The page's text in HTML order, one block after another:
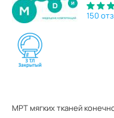
150
МРТ мягких тканей